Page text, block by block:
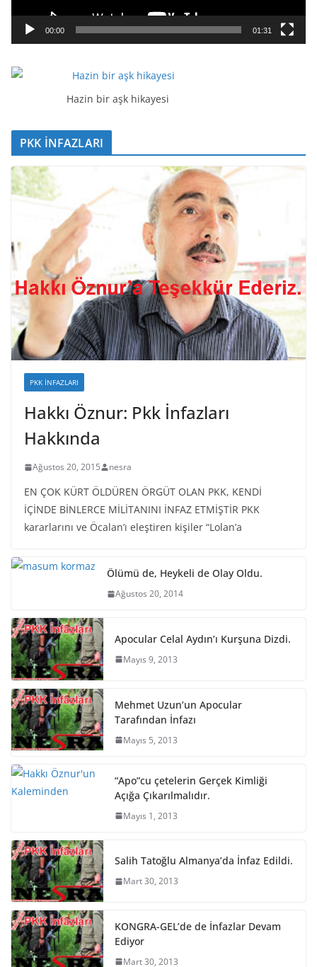
t
ı
c
00:00 01:31
Hazin bir aşk hikayesi
PKK İNFAZLARI
PKK İNFAZLARI
Hakkı Öznur: Pkk İnfazları
Hakkında
Ağustos 20, 2015 nesra
EN ÇOK KÜRT ÖLDÜREN ÖRGÜT OLAN PKK, KENDİ
İÇİNDE BİNLERCE MİLİTANINI İNFAZ ETMİŞTİR PKK
kararlarını ve Öcalan’ı eleştiren kişiler “Lolan’a
Ölümü de, Heykeli de Olay Oldu.
Ağustos 20, 2014
Apocular Celal Aydın’ı Kurşuna Dizdi.
Mayıs 9, 2013
Mehmet Uzun’un Apocular
Tarafından İnfazı
Mayıs 5, 2013
“Apo”cu çetelerin Gerçek Kimliği
Açığa Çıkarılmalıdır.
Mayıs 1, 2013
Salih Tatoğlu Almanya’da İnfaz Edildi.
Mart 30, 2013
KONGRA-GEL’de de İnfazlar Devam
Ediyor
Mart 30, 2013